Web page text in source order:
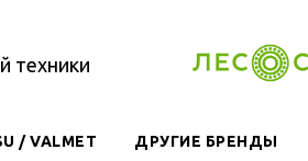
техники
/ VALMET ДРУГИЕ БРЕНДЫ